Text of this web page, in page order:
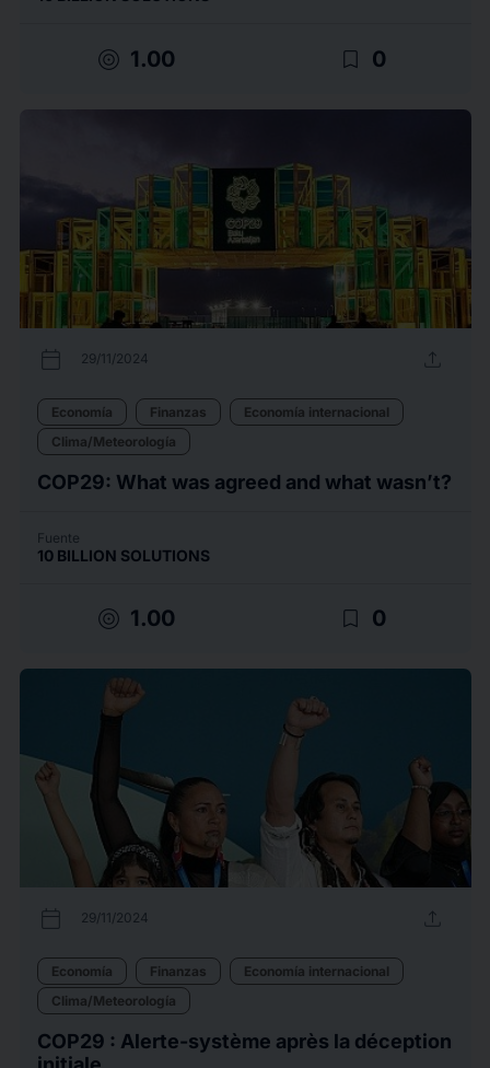
target 1.00 bookmark_border 0
calendar_today 29/11/2024 upload
Economía Finanzas
Economía internacional
Clima/Meteorología
COP29: What was agreed and what wasn’t?
Fuente
10 BILLION SOLUTIONS
target 1.00 bookmark_border 0
calendar_today 29/11/2024 upload
Economía Finanzas
Economía internacional
Clima/Meteorología
COP29 : Alerte-système après la déception